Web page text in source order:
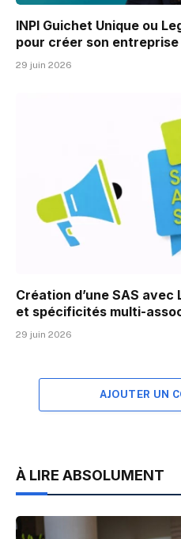
INPI Guichet Unique ou
pour créer son entreprise
29 juin 2026
Création d’une SAS
et spécificités multi-
29 juin 2026
AJOUTER UN
À LIRE ABSOLUMENT